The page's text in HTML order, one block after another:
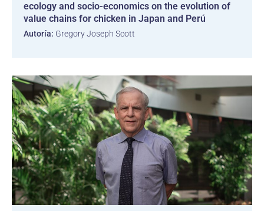
ecology and socio-economics on the evolution of
value chains for chicken in Japan and Perú
Autoría: Gregory Joseph Scott